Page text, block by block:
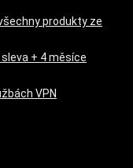
produkty ze
+ 4 měsíce
VPN